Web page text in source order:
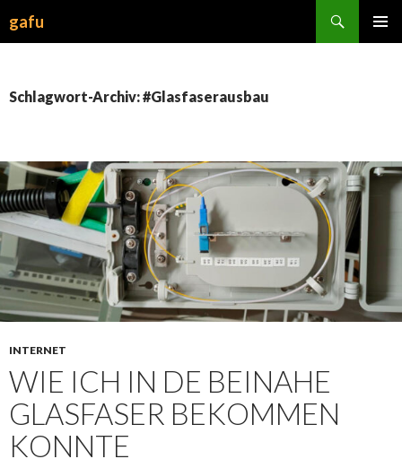
gafu
Schlagwort-Archiv: #Glasfaserausbau
INTERNET
WIE ICH IN DE BEINAHE
GLASFASER BEKOMMEN
KONNTE